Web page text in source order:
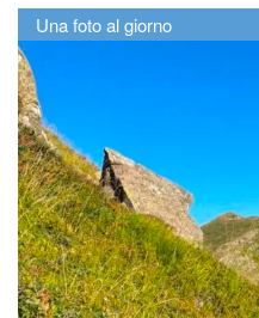
Una foto al giorno